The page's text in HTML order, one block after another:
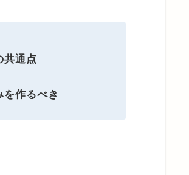
共通点
作るべき